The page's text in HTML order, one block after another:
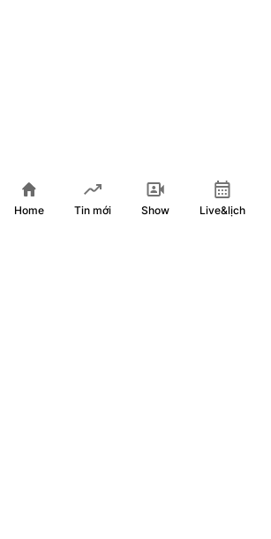
Tin Thế giới 24 Giờ ngày 3/8/2026 | Mỹ
đàm phán với Iran từ ngày 3/8
Home Tin mới Show Live&lịch